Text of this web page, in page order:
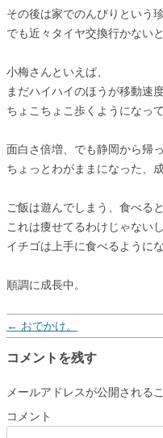
その後は家でのんびりという
でも近々タイヤ交換行かないと
小梅さんといえば、
まだハイハイのほうが移動速
ちょこちょこ歩くようになって
面白さ倍増、でも静岡から帰
ちょっとわがままになった、
ご飯は遊んでしまう、食べる
これは痩せてるわけじゃない
イチゴは上手に食べるようにな
順調に成長中。
投稿ナビゲーション
← おでかけ。
コメントを残す
メールアドレスが公開される
コメント